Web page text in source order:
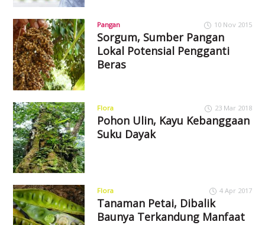
Pangan 10 Nov 2015
Sorgum, Sumber Pangan
Lokal Potensial Pengganti
Beras
Flora 23 Mar 2018
Pohon Ulin, Kayu Kebanggaan
Suku Dayak
Flora 4 Apr 2017
Tanaman Petai, Dibalik
Baunya Terkandung Manfaat